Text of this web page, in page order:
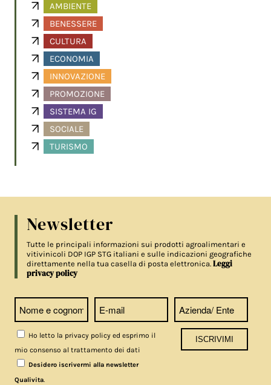
AMBIENTE
BENESSERE
CULTURA
ECONOMIA
INNOVAZIONE
PROMOZIONE
SISTEMA IG
SOCIALE
TURISMO
Newsletter
Tutte le principali informazioni sui prodotti agroalimentari e
vitivinicoli DOP IGP STG italiani e sulle indicazioni geografiche
direttamente nella tua casella di posta elettronica.Leggi
privacy policy
Ho letto la privacy policy ed esprimo il
mio consenso al trattamento dei dati
Desidero iscrivermi alla newsletter
Qualivita.